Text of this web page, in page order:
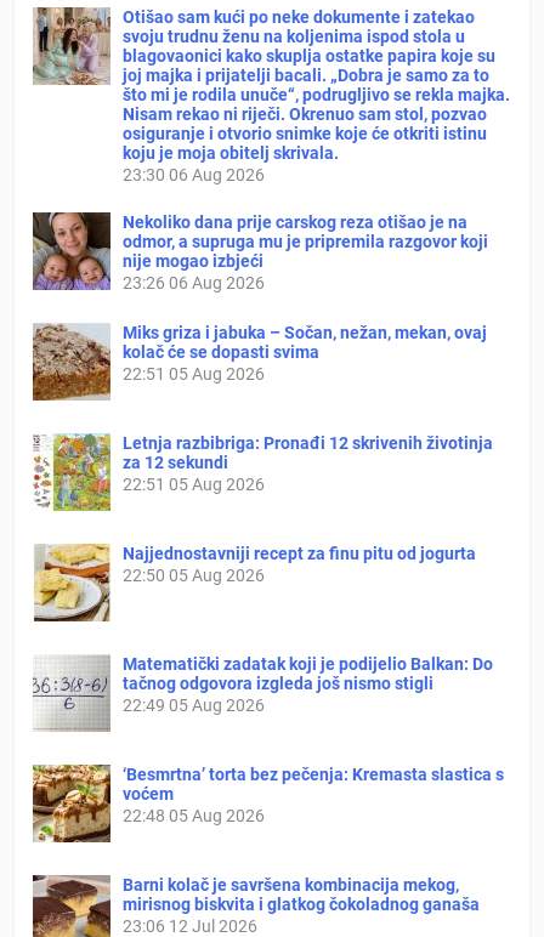
Otišao sam kući po neke dokumente i zatekao
svoju trudnu ženu na koljenima ispod stola u
blagovaonici kako skuplja ostatke papira koje su
joj majka i prijatelji bacali. „Dobra je samo za to
što mi je rodila unuče“, podrugljivo se rekla majka.
Nisam rekao ni riječi. Okrenuo sam stol, pozvao
osiguranje i otvorio snimke koje će otkriti istinu
koju je moja obitelj skrivala.
23:30 06 Aug 2026
Nekoliko dana prije carskog reza otišao je na
odmor, a supruga mu je pripremila razgovor koji
nije mogao izbjeći
23:26 06 Aug 2026
Miks griza i jabuka – Sočan, nežan, mekan, ovaj
kolač će se dopasti svima
22:51 05 Aug 2026
Letnja razbibriga: Pronađi 12 skrivenih životinja
za 12 sekundi
22:51 05 Aug 2026
Najjednostavniji recept za finu pitu od jogurta
22:50 05 Aug 2026
Matematički zadatak koji je podijelio Balkan: Do
tačnog odgovora izgleda još nismo stigli
22:49 05 Aug 2026
‘Besmrtna’ torta bez pečenja: Kremasta slastica s
voćem
22:48 05 Aug 2026
Barni kolač je savršena kombinacija mekog,
mirisnog biskvita i glatkog čokoladnog ganaša
23:06 12 Jul 2026